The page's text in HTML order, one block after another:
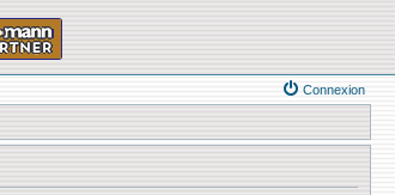
Connexion